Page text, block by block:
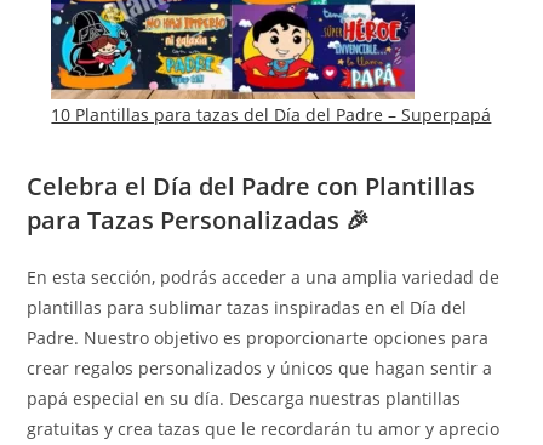
10 Plantillas para tazas del Día del Padre – Superpapá
Celebra el Día del Padre con Plantillas
para Tazas Personalizadas 🎉
En esta sección, podrás acceder a una amplia variedad de
plantillas para sublimar tazas inspiradas en el Día del
Padre. Nuestro objetivo es proporcionarte opciones para
crear regalos personalizados y únicos que hagan sentir a
papá especial en su día. Descarga nuestras plantillas
gratuitas y crea tazas que le recordarán tu amor y aprecio